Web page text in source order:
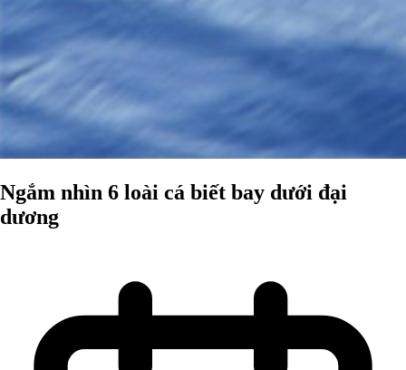
Ngắm nhìn 6 loài cá biết bay dưới đại
dương